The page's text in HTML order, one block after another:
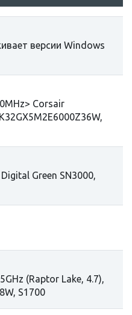
версии Windows
Corsair
Green SN3000,
(Raptor Lake, 4.7),
S1700